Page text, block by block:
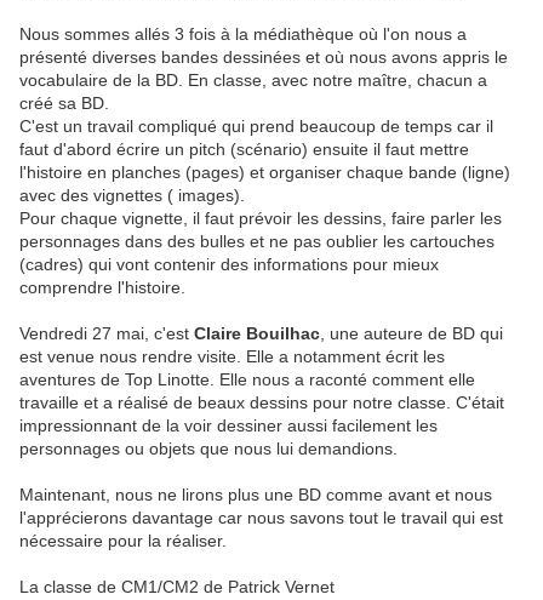
Nous sommes allés 3 fois à la médiathèque où l'on nous a
présenté diverses bandes dessinées et où nous avons appris le
vocabulaire de la BD. En classe, avec notre maître, chacun a
créé sa BD.
C'est un travail compliqué qui prend beaucoup de temps car il
faut d'abord écrire un pitch (scénario) ensuite il faut mettre
l'histoire en planches (pages) et organiser chaque bande (ligne)
avec des vignettes ( images).
Pour chaque vignette, il faut prévoir les dessins, faire parler les
personnages dans des bulles et ne pas oublier les cartouches
(cadres) qui vont contenir des informations pour mieux
comprendre l'histoire.
Vendredi 27 mai, c'est Claire Bouilhac , une auteure de BD qui
est venue nous rendre visite. Elle a notamment écrit les
aventures de Top Linotte. Elle nous a raconté comment elle
travaille et a réalisé de beaux dessins pour notre classe. C'était
impressionnant de la voir dessiner aussi facilement les
personnages ou objets que nous lui demandions.
Maintenant, nous ne lirons plus une BD comme avant et nous
l'apprécierons davantage car nous savons tout le travail qui est
nécessaire pour la réaliser.
La classe de CM1/CM2 de Patrick Vernet